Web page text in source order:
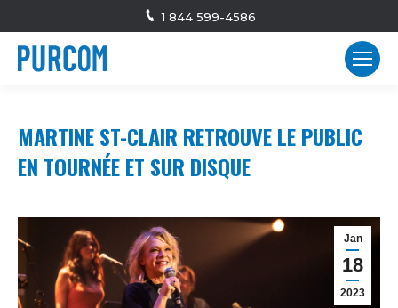
1 844 599-4586
MARTINE ST-CLAIR RETROUVE LE PUBLIC
EN TOURNÉE ET SUR DISQUE
Jan
18
2023